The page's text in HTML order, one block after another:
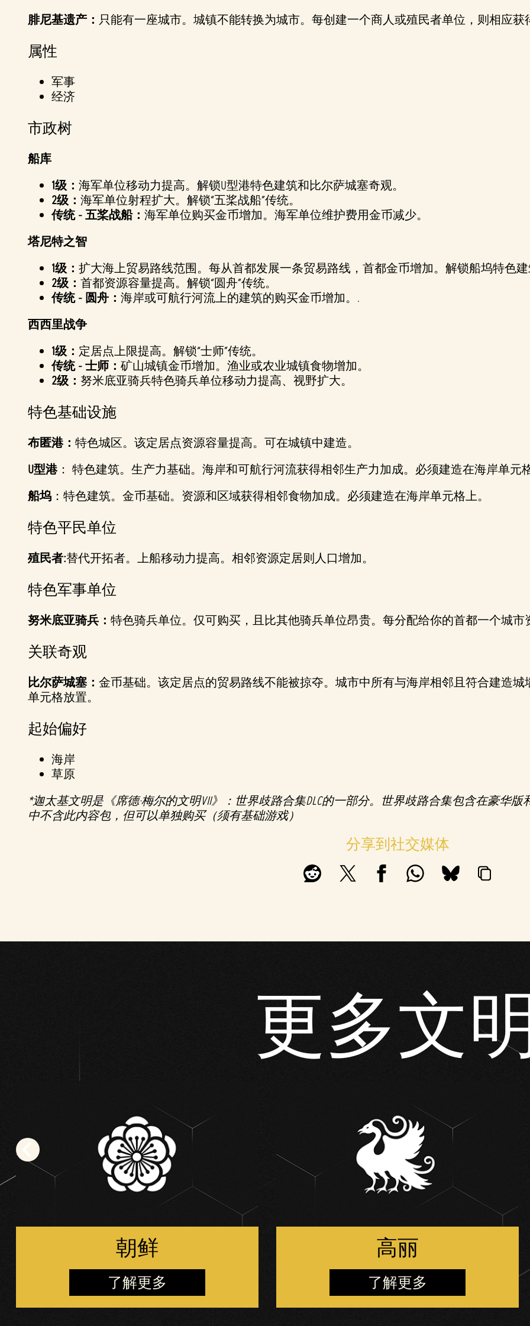
腓尼基遗产： 只能有一座城市。城镇不能转换为城市。每创建一个商人或殖民者单位，则相应获
属性
军事
经济
市政树
船库
1级： 海军单位移动力提高。解锁U型港特色建筑和比尔萨城塞奇观。
2级： 海军单位射程扩大。解锁“五桨战船”传统。
传统 - 五桨战船： 海军单位购买金币增加。海军单位维护费用金币减少。
塔尼特之智
1级： 扩大海上贸易路线范围。每从首都发展一条贸易路线，首都金币增加。解锁船坞特色建
2级： 首都资源容量提高。解锁“圆舟”传统。
传统 - 圆舟： 海岸或可航行河流上的建筑的购买金币增加。.
西西里战争
1级： 定居点上限提高。解锁“士师”传统。
传统 - 士师： 矿山城镇金币增加。渔业或农业城镇食物增加。
2级： 努米底亚骑兵特色骑兵单位移动力提高、视野扩大。
特色基础设施
布匿港： 特色城区。该定居点资源容量提高。可在城镇中建造。
U型港： 特色建筑。生产力基础。海岸和可航行河流获得相邻生产力加成。必须建造在海岸单元格
船坞 ：特色建筑。金币基础。资源和区域获得相邻食物加成。必须建造在海岸单元格上。
特色平民单位
殖民者:替代开拓者。上船移动力提高。相邻资源定居则人口增加。
特色军事单位
努米底亚骑兵： 特色骑兵单位。仅可购买，且比其他骑兵单位昂贵。每分配给你的首都一个城市
关联奇观
比尔萨城塞： 金币基础。该定居点的贸易路线不能被掠夺。城市中所有与海岸相邻且符合建造
单元格放置。
起始偏好
海岸
草原
*迦太基文明是《席德·梅尔的文明VII》：世界歧路合集DLC的一部分。世界歧路合集包含在豪华
中不含此内容包，但可以单独购买（须有基础游戏）
分享到社交媒体
更多文明
朝鲜
了解更多
高丽
了解更多